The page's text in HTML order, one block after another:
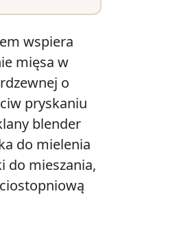
wspiera
mięsa w
o
pryskaniu
blender
do mielenia
do mieszania,